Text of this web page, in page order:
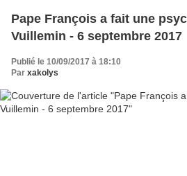
Pape François a fait une
Vuillemin - 6 septembre 2017
Publié le 10/09/2017 à 18:10
Par xakolys